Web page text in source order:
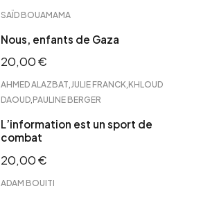
SAÏD BOUAMAMA
Nous, enfants de Gaza
20,00€
AHMED ALAZBAT JULIE FRANCK KHLOUD
DAOUD PAULINE BERGER
L’information est un sport de
combat
20,00€
ADAM BOUITI